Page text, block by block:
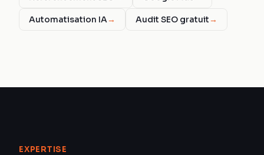
Automatisation IA→ Audit SEO gratuit→
EXPERTISE